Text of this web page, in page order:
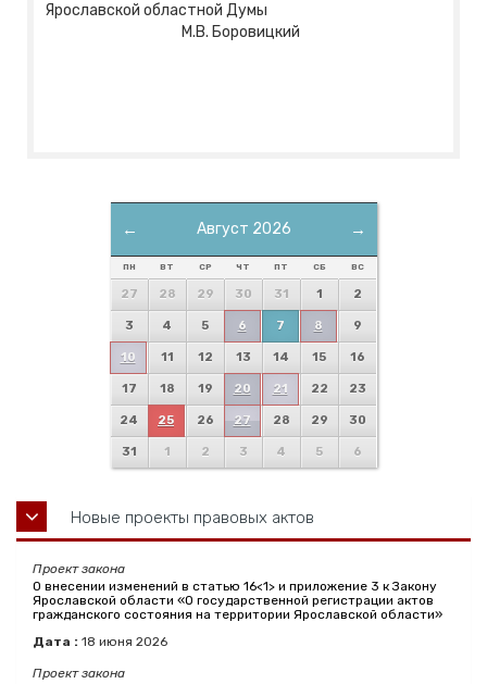
Ярославской областной Думы
М.В. Боровицкий
← →
Август 2026
ПН ВТ СР ЧТ ПТ СБ ВС
27 28 29 30 31 1 2
3 4 5 6 7 8 9
10 11 12 13 14 15 16
17 18 19 20 21 22 23
24 25 26 27 28 29 30
31 1 2 3 4 5 6
Новые проекты правовых актов
Проект закона
О внесении изменений в статью 16<1> и приложение 3 к Закону
Ярославской области «О государственной регистрации актов
гражданского состояния на территории Ярославской области»
Дата : 18 июня 2026
Проект закона